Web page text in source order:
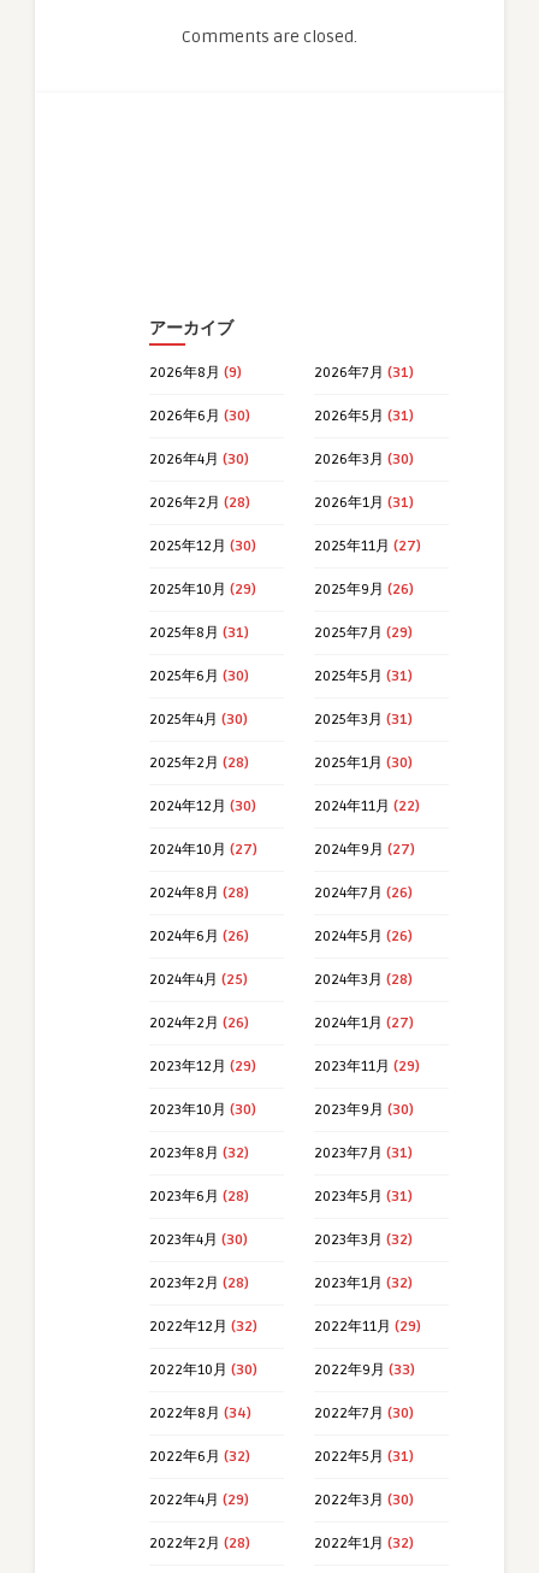
Comments are closed.
アーカイブ
2026年8月 (9) 2026年7月 (31)
2026年6月 (30) 2026年5月 (31)
2026年4月 (30) 2026年3月 (30)
2026年2月 (28) 2026年1月 (31)
2025年12月 (30) 2025年11月 (27)
2025年10月 (29) 2025年9月 (26)
2025年8月 (31) 2025年7月 (29)
2025年6月 (30) 2025年5月 (31)
2025年4月 (30) 2025年3月 (31)
2025年2月 (28) 2025年1月 (30)
2024年12月 (30) 2024年11月 (22)
2024年10月 (27) 2024年9月 (27)
2024年8月 (28) 2024年7月 (26)
2024年6月 (26) 2024年5月 (26)
2024年4月 (25) 2024年3月 (28)
2024年2月 (26) 2024年1月 (27)
2023年12月 (29) 2023年11月 (29)
2023年10月 (30) 2023年9月 (30)
2023年8月 (32) 2023年7月 (31)
2023年6月 (28) 2023年5月 (31)
2023年4月 (30) 2023年3月 (32)
2023年2月 (28) 2023年1月 (32)
2022年12月 (32) 2022年11月 (29)
2022年10月 (30) 2022年9月 (33)
2022年8月 (34) 2022年7月 (30)
2022年6月 (32) 2022年5月 (31)
2022年4月 (29) 2022年3月 (30)
2022年2月 (28) 2022年1月 (32)